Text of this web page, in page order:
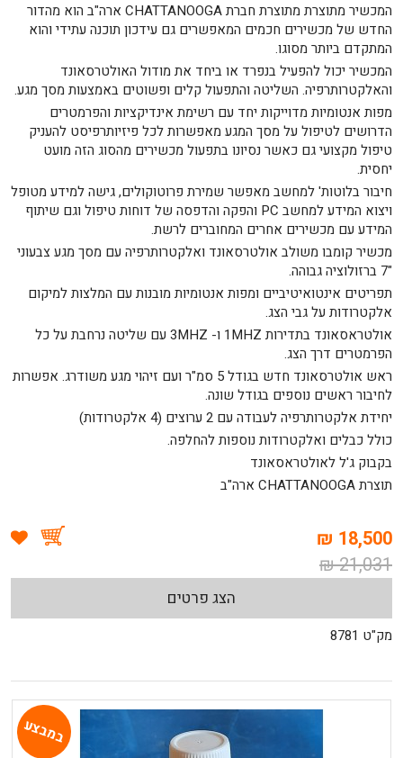
המכשיר מתוצרת מתוצרת חברת CHATTANOOGA ארה"ב הוא מהדור
החדש של מכשירים חכמים המאפשרים גם עידכון תוכנה עתידי והוא
המתקדם ביותר מסוגו.
המכשיר יכול להפעיל בנפרד או ביחד את מודול האולטרסאונד
והאלקטרותרפיה. השליטה והתפעול קלים ופשוטים באמצעות מסך מגע.
מפות אנטומיות מדוייקות יחד עם רשימת אינדיקציות והפרמטרים
הדרושים לטיפול על מסך המגע מאפשרות לכל פיזיותרפיסט להעניק
טיפול מקצועי גם כאשר נסיונו בתפעול מכשירים מהסוג הזה מועט
יחסית.
חיבור בלוטות' למחשב מאפשר שמירת פרוטוקולים, גישה למידע מטופל
ויצוא המידע למחשב PC והפקה והדפסה של דוחות טיפול וגם שיתוף
המידע עם מכשירים אחרים המחוברים לרשת.
מכשיר קומבו משולב אולטרסאונד ואלקטרותרפיה עם מסך מגע צבעוני
"7 ברזולוציה גבוהה.
תפריטים אינטואיטיביים ומפות אנטומיות מובנות עם המלצות למיקום
אלקטרודות על גבי הצג.
אולטראסאונד בתדירות 1MHZ ו- 3MHZ עם שליטה נרחבת על כל
הפרמטרים דרך הצג.
ראש אולטרסאונד חדש בגודל 5 סמ"ר ועם זיהוי מגע משודרג. אפשרות
לחיבור ראשים נוספים בגודל שונה.
יחידת אלקטרותרפיה לעבודה עם 2 ערוצים (4 אלקטרודות)
כולל כבלים ואלקטרודות נוספות להחלפה.
בקבוק ג'ל לאולטראסאונד
תוצרת CHATTANOOGA ארה"ב
18,500 ₪
21,031 ₪
הצג פרטים
מק"ט 8781
במבצע